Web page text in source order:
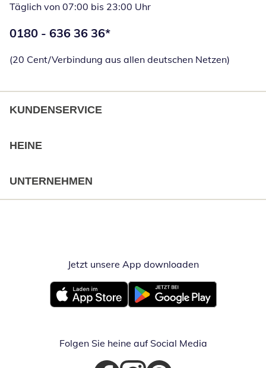
Täglich von 07:00 bis 23:00 Uhr
Telefonnummer:
0180 - 636 36 36*
(20 Cent/Verbindung aus allen deutschen Netzen)
KUNDENSERVICE
HEINE
UNTERNEHMEN
Jetzt unsere App downloadenÖffnet in
Öffnet in neuem FensterÖffnet in neuem Fenster
Folgen Sie heine auf Social Media